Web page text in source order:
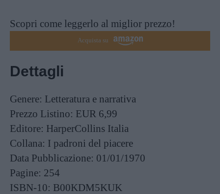
Scopri come leggerlo al miglior prezzo!
Acquista su
Dettagli
Genere: Letteratura e narrativa
Prezzo Listino: EUR 6,99
Editore: HarperCollins Italia
Collana: I padroni del piacere
Data Pubblicazione: 01/01/1970
Pagine: 254
ISBN-10: B00KDM5KUK